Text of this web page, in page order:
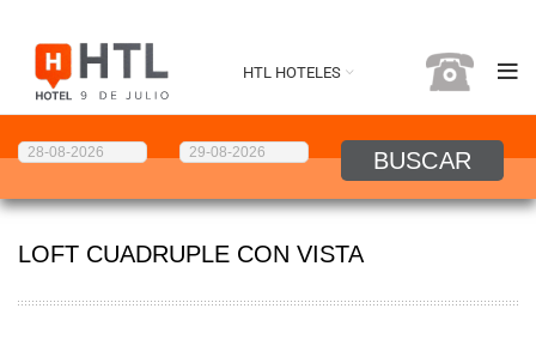
HTL HOTELES
LOFT CUADRUPLE CON VISTA